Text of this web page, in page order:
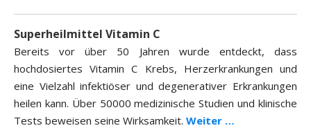
Superheilmittel Vitamin C
Bereits vor über 50 Jahren wurde entdeckt, dass
hochdosiertes Vitamin C Krebs, Herzerkrankungen und
eine Vielzahl infektiöser und degenerativer Erkrankungen
heilen kann. Über 50000 medizinische Studien und klinische
Tests beweisen seine Wirksamkeit. Weiter …